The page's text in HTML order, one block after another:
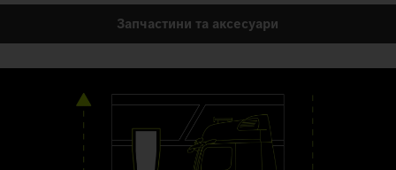
Запчастини та аксесуари